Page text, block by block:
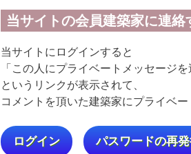
当サイトの会員建築家に連絡
当サイトにログインすると
「この人にプライベートメッセージを
というリンクが表示されて、
コメントを頂いた建築家にプライベ
ログイン パスワードの再
9
…